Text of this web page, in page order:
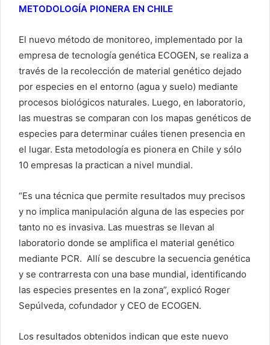
METODOLOGÍA PIONERA EN CHILE
El nuevo método de monitoreo, implementado por la
empresa de tecnología genética ECOGEN, se realiza a
través de la recolección de material genético dejado
por especies en el entorno (agua y suelo) mediante
procesos biológicos naturales. Luego, en laboratorio,
las muestras se comparan con los mapas genéticos de
especies para determinar cuáles tienen presencia en
el lugar. Esta metodología es pionera en Chile y sólo
10 empresas la practican a nivel mundial.
“Es una técnica que permite resultados muy precisos
y no implica manipulación alguna de las especies por
tanto no es invasiva. Las muestras se llevan al
laboratorio donde se amplifica el material genético
mediante PCR. Allí se descubre la secuencia genética
y se contrarresta con una base mundial, identificando
las especies presentes en la zona”, explicó Roger
Sepúlveda, cofundador y CEO de ECOGEN.
Los resultados obtenidos indican que este nuevo